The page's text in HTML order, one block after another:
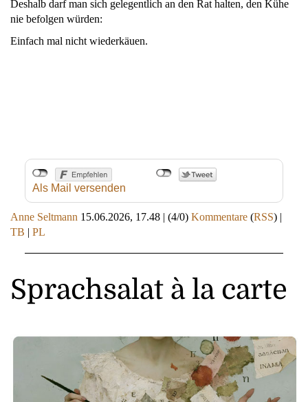
Deshalb darf man sich gelegentlich an den Rat halten, den Kühe
nie befolgen würden:
Einfach mal nicht wiederkäuen.
Als Mail versenden
Anne Seltmann 15.06.2026, 17.48 | (4/0) Kommentare (RSS) |
TB | PL
Sprachsalat à la carte